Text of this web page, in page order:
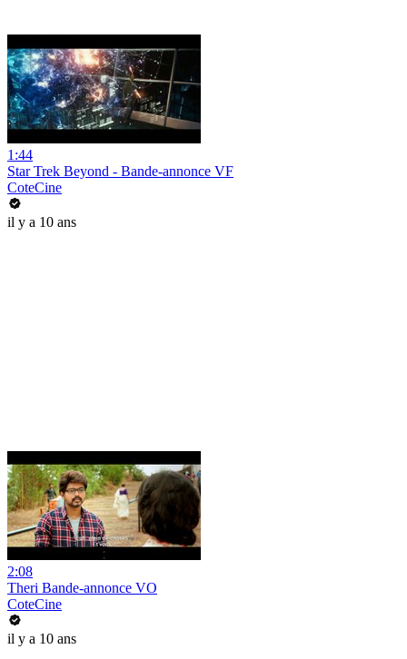
1:44
Star Trek Beyond - Bande-annonce VF
CoteCine
il y a 10 ans
2:08
Theri Bande-annonce VO
CoteCine
il y a 10 ans